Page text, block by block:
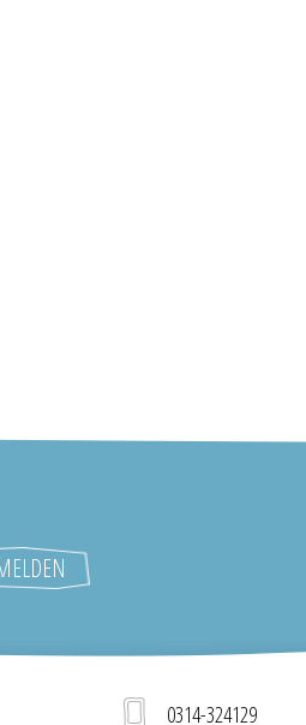
0314-324129